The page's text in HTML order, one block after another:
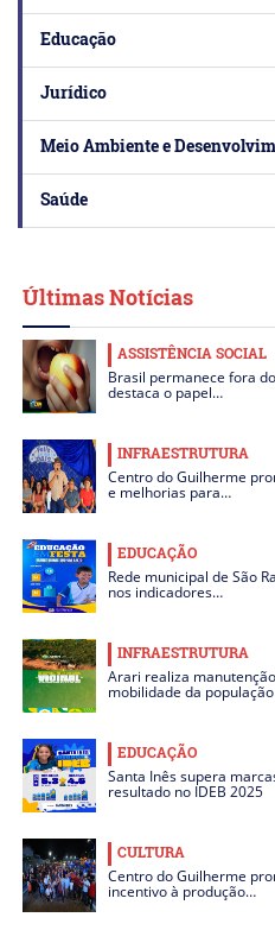
Educação
Jurídico
Meio Ambiente e
Saúde
Últimas Notícias
ASSISTÊNCIA SOCIAL
Brasil permanece fora
destaca o papel…
INFRAESTRUTURA
Centro do Guilherme
e melhorias para…
EDUCAÇÃO
Rede municipal de São
nos indicadores…
INFRAESTRUTURA
Arari realiza
mobilidade da população
EDUCAÇÃO
Santa Inês supera
resultado no IDEB 2025
CULTURA
Centro do Guilherme
incentivo à produção…